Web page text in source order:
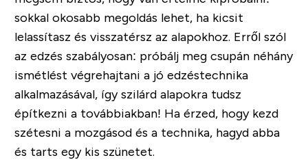
sokkal okosabb megoldás lehet, ha kicsit
lelassítasz és visszatérsz az alapokhoz. Erről szól
az edzés szabályosan: próbálj meg csupán néhány
ismétlést végrehajtani a jó edzéstechnika
alkalmazásával, így szilárd alapokra tudsz
építkezni a továbbiakban! Ha érzed, hogy kezd
szétesni a mozgásod és a technika, hagyd abba
és tarts egy kis szünetet.